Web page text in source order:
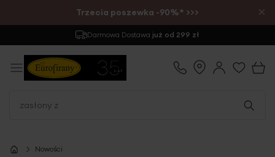
Trzecia poszewka -90%* >>> ×
Zwrotdo 30 dni
Nowości